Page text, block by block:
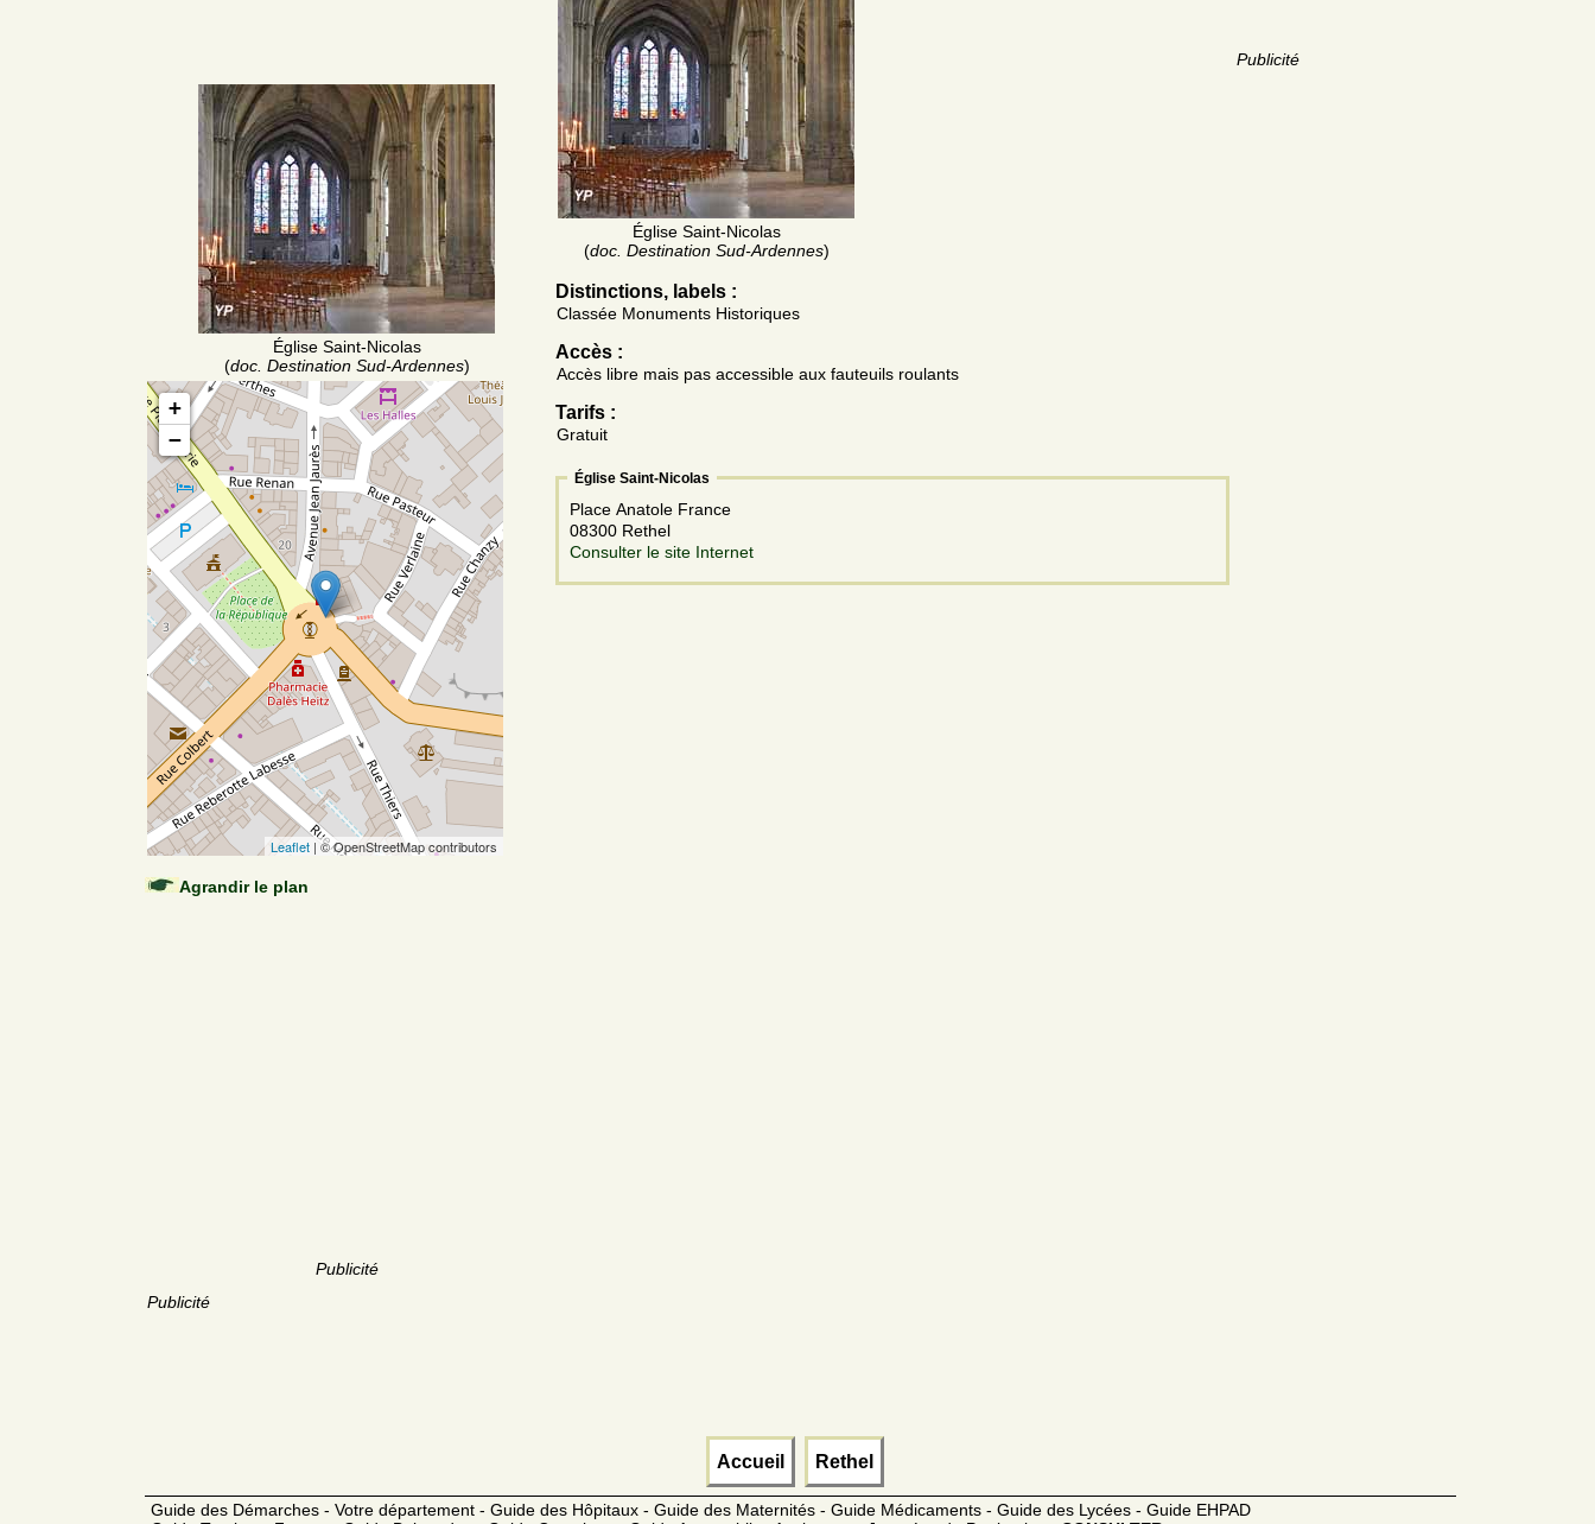
Église Saint-Nicolas
(doc. Destination Sud-Ardennes)
+
−
Leaflet | © OpenStreetMap contributors
Agrandir le plan
Publicité
Publicité
Église Saint-Nicolas
(doc. Destination Sud-Ardennes)
Distinctions, labels :
Classée Monuments Historiques
Accès :
Accès libre mais pas accessible aux fauteuils roulants
Tarifs :
Gratuit
Église Saint-Nicolas
Place Anatole France
08300 Rethel
Consulter le site Internet
Publicité
Accueil Rethel
Guide des Démarches - Votre département - Guide des Hôpitaux - Guide des Maternités - Guide Médicaments - Guide des Lycées - Guide EHPAD